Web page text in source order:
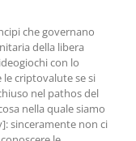
che governano
della libera
con lo
le criptovalute se si
nel pathos del
nella quale siamo
sinceramente non ci